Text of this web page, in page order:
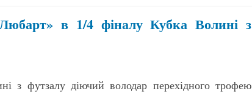
в 1/4 фіналу Кубка Волині з
з футзалу діючий володар перехідного трофею